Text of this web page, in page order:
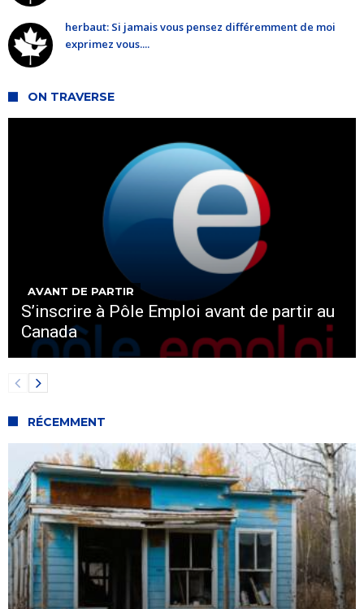
herbaut: Si jamais vous pensez différemment de moi
exprimez vous....
ON TRAVERSE
AVANT DE PARTIR
S’inscrire à Pôle Emploi avant de partir au
Canada
RÉCEMMENT